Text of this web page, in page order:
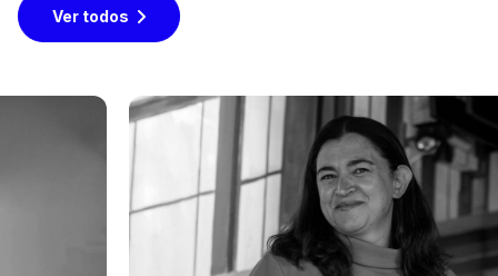
Ver todos